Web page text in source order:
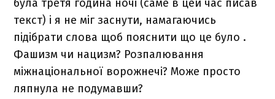
була третя година ночі (саме в цей час писав
текст) і я не міг заснути, намагаючись
підібрати слова щоб пояснити що це було .
Фашизм чи нацизм? Розпалювання
міжнаціональної ворожнечі? Може просто
ляпнула не подумавши?